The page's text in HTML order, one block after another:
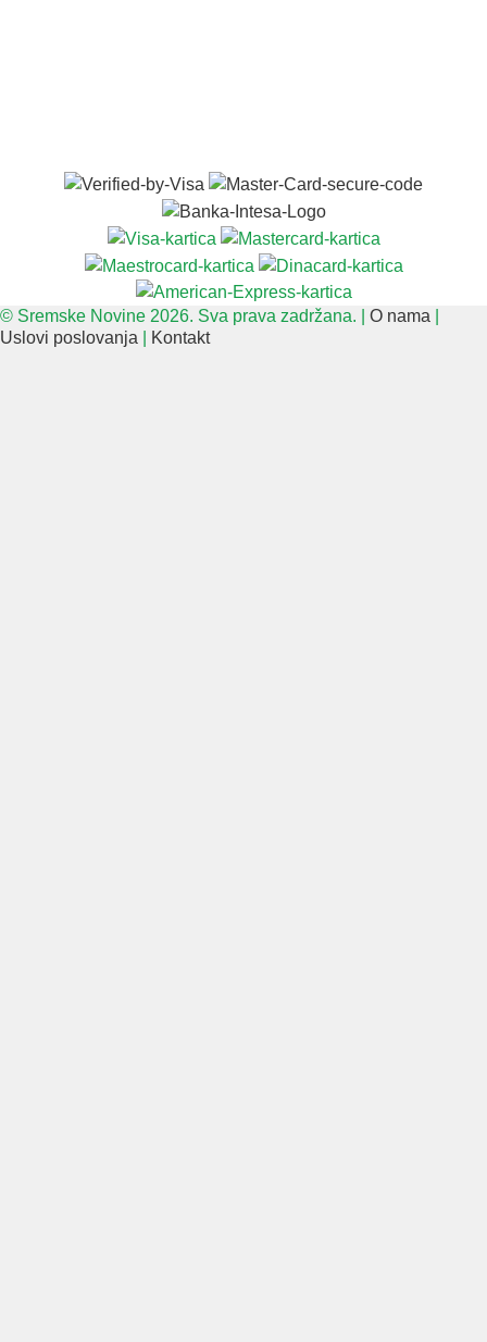
© Sremske Novine 2026. Sva prava zadržana. | O nama
Uslovi poslovanja
Kontakt